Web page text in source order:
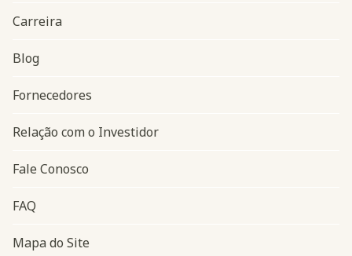
Navegação do rodapé
Carreira
Blog
Fornecedores
Relação com o Investidor
Fale Conosco
FAQ
Mapa do Site